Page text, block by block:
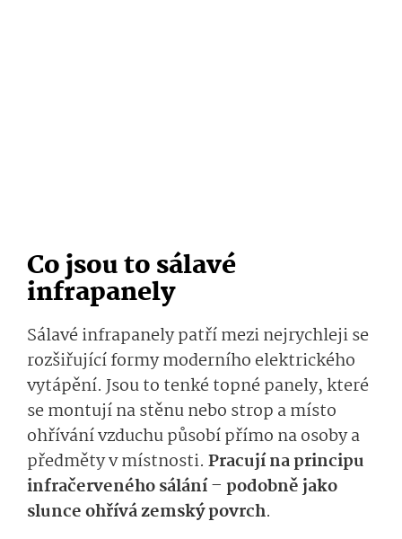
Co jsou to sálavé
infrapanely
Sálavé infrapanely patří mezi nejrychleji se
rozšiřující formy moderního elektrického
vytápění. Jsou to tenké topné panely, které
se montují na stěnu nebo strop a místo
ohřívání vzduchu působí přímo na osoby a
předměty v místnosti. Pracují na principu
infračerveného sálání – podobně jako
slunce ohřívá zemský povrch.